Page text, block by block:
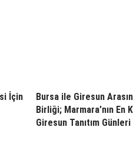
İçin
Bursa ile Giresun
Birliği; Marmara’nın En
Giresun Tanıtım Günleri